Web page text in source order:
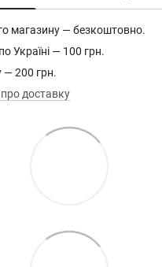
магазину — безкоштовно.
Україні — 100 грн.
— 200 грн.
про доставку